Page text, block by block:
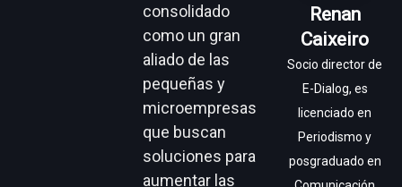
consolidado
como un gran
aliado de las
pequeñas y
microempresas
que buscan
soluciones para
aumentar las
Renan
Caixeiro
Socio director de
E-Dialog, es
licenciado en
Periodismo y
posgraduado en